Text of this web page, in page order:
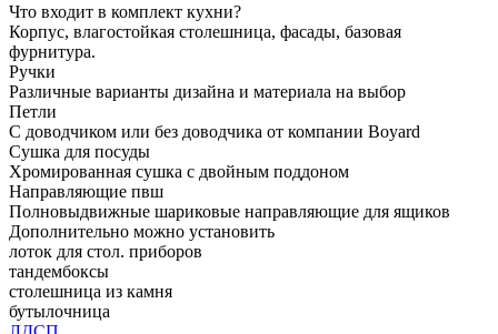
Что входит в комплект кухни?
Корпус, влагостойкая столешница, фасады, базовая
фурнитура.
Ручки
Различные варианты дизайна и материала на выбор
Петли
С доводчиком или без доводчика от компании Boyard
Сушка для посуды
Хромированная сушка с двойным поддоном
Направляющие пвш
Полновыдвижные шариковые направляющие для ящиков
Дополнительно можно установить
лоток для стол. приборов
тандембоксы
столешница из камня
бутылочница